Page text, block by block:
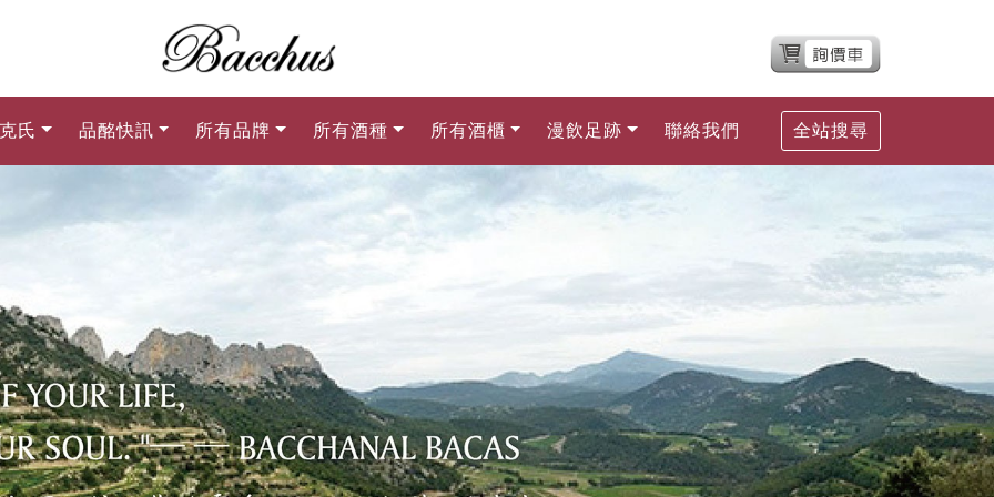
氏 品酩快訊 所有品牌 所有酒種 所有酒櫃 漫飲足跡 聯絡我們 全站搜尋